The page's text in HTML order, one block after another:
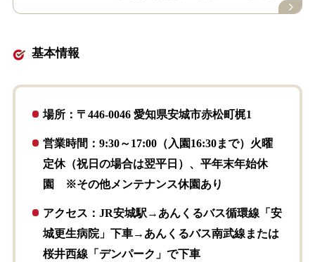
基本情報
場所：〒446-0046 愛知県安城市赤松町梶1
営業時間：9:30～17:00（入園16:30まで）火曜
定休（祝日の場合は翌平日）、平年末年始休
園 ※その他メンテナンス休園あり
アクセス：JR安城駅→あんくるバス循環線「安
城更生病院」下車→あんくるバス南武線または
桜井西線「デンパーク」で下車